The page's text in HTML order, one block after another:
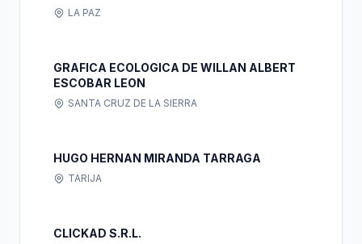
LA PAZ
GRAFICA ECOLOGICA DE WILLAN ALBERT
ESCOBAR LEON
SANTA CRUZ DE LA SIERRA
HUGO HERNAN MIRANDA TARRAGA
TARIJA
CLICKAD S.R.L.